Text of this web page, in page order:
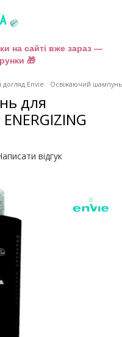
на сайті вже зараз —
🎁
Envie Освіжаючий шампунь
для
відгук